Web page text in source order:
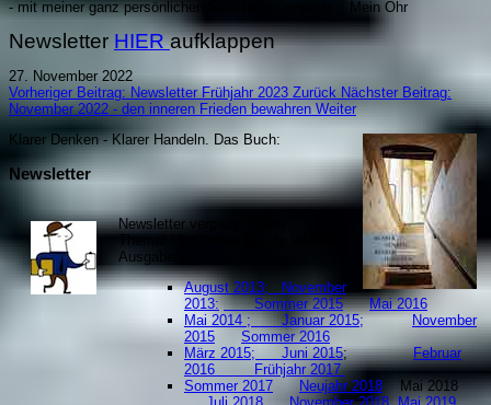
- mit meiner ganz persönlichen Geschichte ergänzt : Mein Ohr
Newsletter HIERaufklappen
27. November 2022
Vorheriger Beitrag: Newsletter Frühjahr 2023 Zurück Nächster Beitrag:
November 2022 - den inneren Frieden bewahren Weiter
Klarer Denken - Klarer Handeln. Das Buch:
Newsletter
Newsletter verpasst? Kein
Thema! Hier finden Sie die letzten
Ausgaben:
August 2013;
November
2013: Sommer 2015
Mai 2016
Mai 2014 ;Januar 2015;
November
2015
Sommer 2016
März 2015; Juni 2015;Februar
2016
Frühjahr 2017
Sommer 2017
Neujahr 2018 Mai 2018